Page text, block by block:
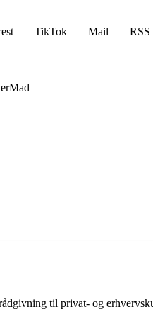
TikTok Mail RSS
Mad
til privat- og